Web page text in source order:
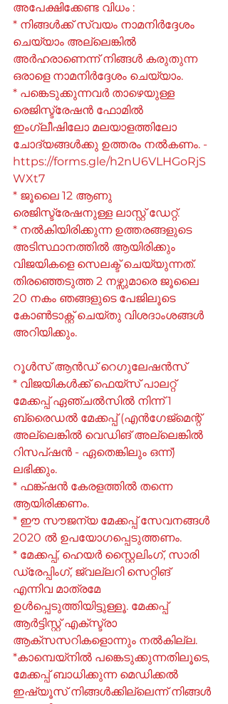
അപേക്ഷിക്കേണ്ട വിധം :
* നിങ്ങൾക്ക് സ്വയം നാമനിർദ്ദേശം
ചെയ്യാം അല്ലെങ്കിൽ
അർഹരാണെന്ന് നിങ്ങൾ കരുതുന്ന
ഒരാളെ നാമനിർദ്ദേശം ചെയ്യാം.
* പങ്കെടുക്കുന്നവർ താഴെയുള്ള
രെജിസ്ട്രേഷൻ ഫോമിൽ
ഇംഗ്ലീഷിലോ മലയാളത്തിലോ
ചോദ്യങ്ങൾക്കു ഉത്തരം നൽകണം. -
https://forms.gle/h2nU6VLHGoRjS
WXt7
* ജൂലൈ 12 ആണു
രെജിസ്ട്രേഷനുള്ള ലാസ്റ്റ് ഡേറ്റ്.
* നൽകിയിരിക്കുന്ന ഉത്തരങ്ങളുടെ
അടിസ്ഥാനത്തിൽ ആയിരിക്കും
വിജയികളെ സെലക്ട്‌ ചെയ്യുന്നത്.
തിരഞ്ഞെടുത്ത 2 നഴ്സുമാരെ ജൂലൈ
20 നകം ഞങ്ങളുടെ പേജിലൂടെ
കോൺ‌ടാക്റ്റ് ചെയ്തു വിശദാംശങ്ങൾ
അറിയിക്കും.
റൂൾസ്‌ ആൻഡ് റെഗുലേഷൻസ്
* വിജയികൾക്ക് ഫെയ്‌സ് പാലറ്റ്
മേക്കപ്പ് ഏഞ്ചൽസിൽ നിന്ന് 1
ബ്രൈഡൽ മേക്കപ്പ് (എൻഗേജ്മെന്റ്
അല്ലെങ്കിൽ വെഡിങ് അല്ലെങ്കിൽ
റിസപ്ഷൻ - ഏതെങ്കിലും ഒന്ന്)
ലഭിക്കും.
* ഫങ്ക്ഷൻ കേരളത്തിൽ തന്നെ
ആയിരിക്കണം.
* ഈ സൗജന്യ മേക്കപ്പ് സേവനങ്ങൾ
2020 ൽ ഉപയോഗപ്പെടുത്തണം.
* മേക്കപ്പ്, ഹെയർ സ്റ്റൈലിംഗ്, സാരി
ഡ്രേപ്പിംഗ്, ജ്വല്ലറി സെറ്റിങ്
എന്നിവ മാത്രമേ
ഉൾപ്പെടുത്തിയിട്ടുള്ളൂ. മേക്കപ്പ്
ആർട്ടിസ്റ്റ് എക്സ്ട്രാ
ആക്‌സസറികളൊന്നും നൽകില്ല.
*കാമ്പെയ്‌നിൽ പങ്കെടുക്കുന്നതിലൂടെ,
മേക്കപ്പ് ബാധിക്കുന്ന മെഡിക്കൽ
ഇഷ്യൂസ് നിങ്ങൾക്കില്ലെന്ന് നിങ്ങൾ